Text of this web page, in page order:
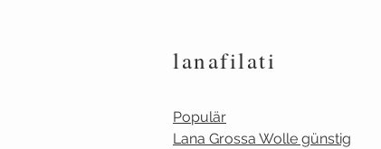
lanafilati
Populär
Lana Grossa Wolle günstig